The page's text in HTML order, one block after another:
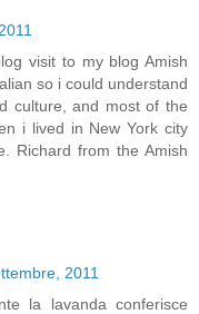
visit to my blog Amish
so i could understand
culture, and most of the
i lived in New York city
Richard from the Amish
2011
la lavanda conferisce